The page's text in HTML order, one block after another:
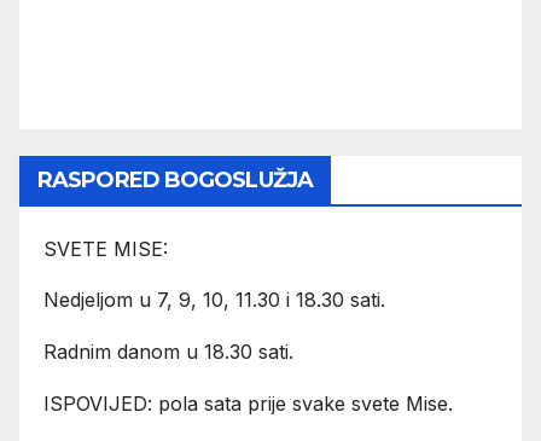
RASPORED BOGOSLUŽJA
SVETE MISE:
Nedjeljom u 7, 9, 10, 11.30 i 18.30 sati.
Radnim danom u 18.30 sati.
ISPOVIJED: pola sata prije svake svete Mise.